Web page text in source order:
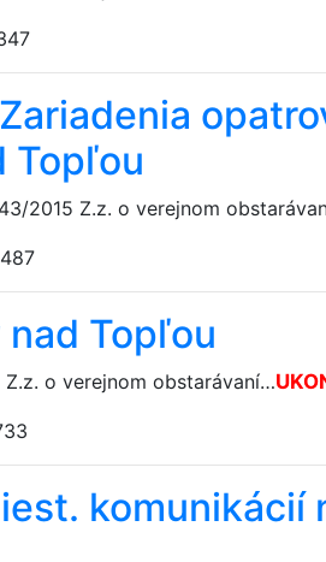
Topľou
2015 Z.z. o verejnom
487
nad Topľou
o verejnom obstarávaní…
komunikácií